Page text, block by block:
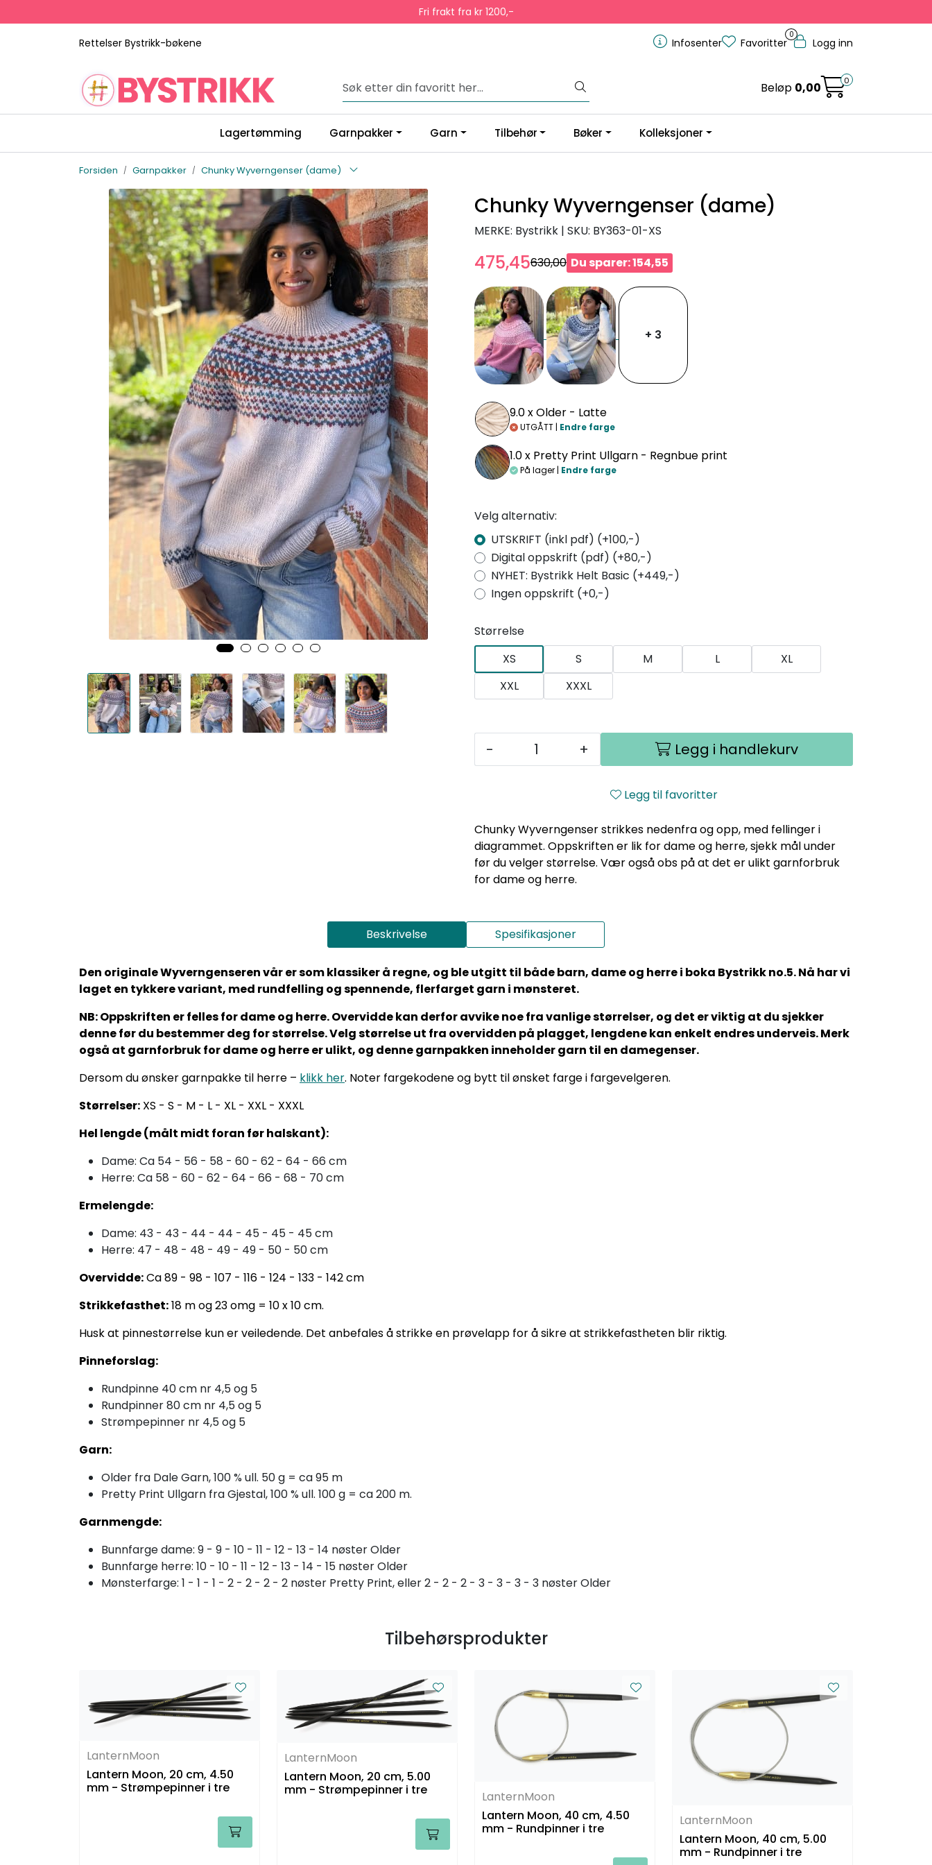
Fri frakt fra kr 1200,-
Rettelser Bystrikk-bøkene Infosenter
0
Favoritter Logg inn
Beløp 0,00 0
Lagertømming Garnpakker Garn Tilbehør Bøker Kolleksjoner
Forsiden Garnpakker Chunky Wyverngenser (dame)
Chunky Wyverngenser (dame)
MERKE: Bystrikk | SKU: BY363-01-XS
475,45630,00 Du sparer: 154,55
+ 3
9.0 xOlder - Latte
UTGÅTT | Endre farge
1.0 x Pretty Print Ullgarn - Regnbue print
På lager | Endre farge
Velg alternativ:
UTSKRIFT (inkl pdf) (+100,-)
Digital oppskrift (pdf) (+80,-)
NYHET: Bystrikk Helt Basic (+449,-)
Ingen oppskrift (+0,-)
Størrelse
XS
S M L
XL
XXL
XXXL
- + Legg i handlekurv
Legg til favoritter
Chunky Wyverngenser strikkes nedenfra og opp, med fellinger i
diagrammet. Oppskriften er lik for dame og herre, sjekk mål under
før du velger størrelse. Vær også obs på at det er ulikt garnforbruk
for dame og herre.
Beskrivelse Spesifikasjoner
Den originale Wyverngenseren vår er som klassiker å regne, og ble utgitt til både barn, dame og herre i boka Bystrikk no.5. Nå har vi
laget en tykkere variant, med rundfelling og spennende, flerfarget garn i mønsteret.
NB: Oppskriften er felles for dame og herre. Overvidde kan derfor avvike noe fra vanlige størrelser, og det er viktig at du sjekker
denne før du bestemmer deg for størrelse. Velg størrelse ut fra overvidden på plagget, lengdene kan enkelt endres underveis. Merk
også at garnforbruk for dame og herre er ulikt, og denne garnpakken inneholder garn til en damegenser.
Dersom du ønsker garnpakke til herre – klikk her. Noter fargekodene og bytt til ønsket farge i fargevelgeren.
Størrelser: XS - S - M - L - XL - XXL - XXXL
Hel lengde (målt midt foran før halskant):
Dame: Ca 54 - 56 - 58 - 60 - 62 - 64 - 66 cm
Herre: Ca 58 - 60 - 62 - 64 - 66 - 68 - 70 cm
Ermelengde:
Dame: 43 - 43 - 44 - 44 - 45 - 45 - 45 cm
Herre: 47 - 48 - 48 - 49 - 49 - 50 - 50 cm
Overvidde:Ca 89 - 98 - 107 - 116 - 124 - 133 - 142 cm
Strikkefasthet:18 m og 23 omg = 10 x 10 cm.
Husk at pinnestørrelse kun er veiledende. Det anbefales å strikke en prøvelapp for å sikre at strikkefastheten blir riktig.
Pinneforslag:
Rundpinne 40 cm nr 4,5 og 5
Rundpinner 80 cm nr 4,5 og 5
Strømpepinner nr 4,5 og 5
Garn:
Older fra Dale Garn, 100 % ull. 50 g = ca 95 m
Pretty Print Ullgarn fra Gjestal, 100 % ull. 100 g = ca 200 m.
Garnmengde:
Bunnfarge dame: 9 - 9 - 10 - 11 - 12 - 13 - 14 nøster Older
Bunnfarge herre: 10 - 10 - 11 - 12 - 13 - 14 - 15 nøster Older
Mønsterfarge: 1 - 1 - 1 - 2 - 2 - 2 - 2 nøster Pretty Print, eller 2 - 2 - 2 - 3 - 3 - 3 - 3 nøster Older
Tilbehørsprodukter
LanternMoon
Lantern Moon, 20 cm, 4.50
mm - Strømpepinner i tre
LanternMoon
Lantern Moon, 20 cm, 5.00
mm - Strømpepinner i tre
LanternMoon
Lantern Moon, 40 cm, 4.50
mm - Rundpinner i tre
LanternMoon
Lantern Moon, 40 cm, 5.00
mm - Rundpinner i tre